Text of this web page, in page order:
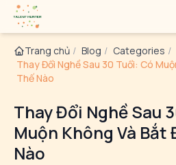
Trang chủ / Blog / Categories /
Thay Đổi Nghề Sau 30 Tuổi: Có
Thế Nào
Thay Đổi Nghề Sau
Muộn Không Và Bắt
Nào